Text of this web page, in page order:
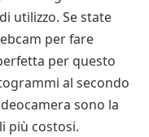
utilizzo. Se state
per fare
per questo
al secondo
sono la
più costosi.